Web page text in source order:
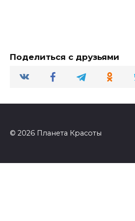
Поделиться с друзьями
© 2026 Планета Красоты